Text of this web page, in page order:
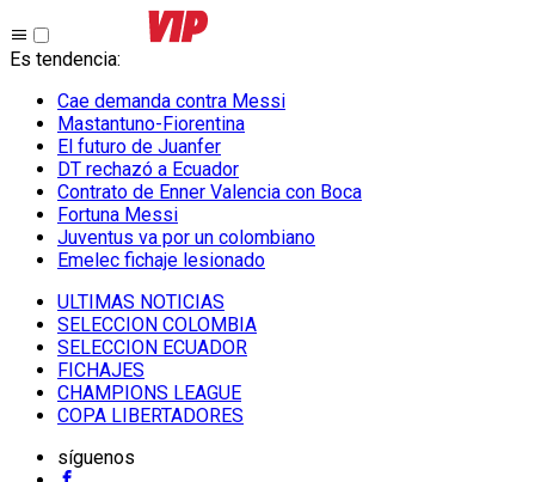
Es tendencia:
Cae demanda contra Messi
Mastantuno-Fiorentina
El futuro de Juanfer
DT rechazó a Ecuador
Contrato de Enner Valencia con Boca
Fortuna Messi
Juventus va por un colombiano
Emelec fichaje lesionado
ULTIMAS NOTICIAS
SELECCION COLOMBIA
SELECCION ECUADOR
FICHAJES
CHAMPIONS LEAGUE
COPA LIBERTADORES
síguenos